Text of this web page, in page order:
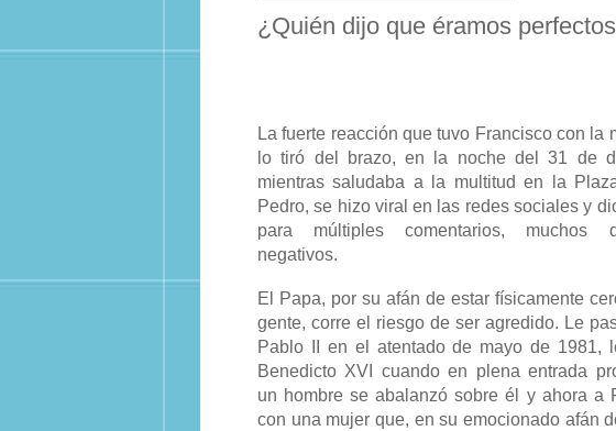
¿Quién dijo que éramos
La fuerte reacción que tuvo Francisco con la
lo tiró del brazo, en la noche del 31 de
mientras saludaba a la multitud en la
Pedro, se hizo viral en las redes sociales y
para múltiples comentarios, muchos
negativos.
El Papa, por su afán de estar físicamente
gente, corre el riesgo de ser agredido. Le
Pablo II en el atentado de mayo de 1981,
Benedicto XVI cuando en plena entrada
un hombre se abalanzó sobre él y ahora a
con una mujer que, en su emocionado afán